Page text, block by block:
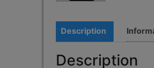
Description
Description